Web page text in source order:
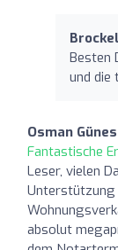
Besten
und die
Osman Günes
Fantastische
Leser, vielen
Unterstützung
absolut